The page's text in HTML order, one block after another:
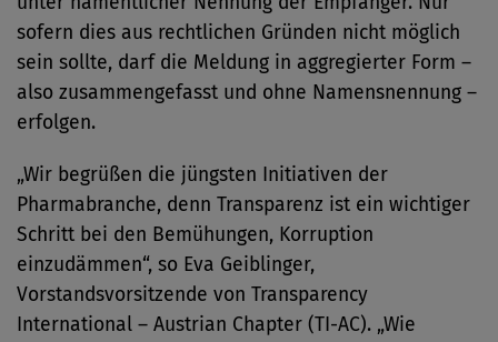
sofern dies aus rechtlichen Gründen nicht möglich
sein sollte, darf die Meldung in aggregierter Form –
also zusammengefasst und ohne Namensnennung –
erfolgen.
„Wir begrüßen die jüngsten Initiativen der
Pharmabranche, denn Transparenz ist ein wichtiger
Schritt bei den Bemühungen, Korruption
einzudämmen“, so Eva Geiblinger,
Vorstandsvorsitzende von Transparency
International – Austrian Chapter (TI-AC). „Wie